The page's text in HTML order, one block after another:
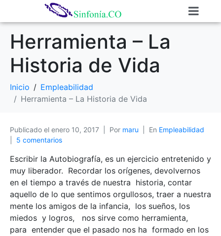
Herramienta – La
Historia de Vida
Inicio
Empleabilidad
Herramienta – La Historia de Vida
Publicado el enero 10, 2017 Por maru En Empleabilidad
5 comentarios
Escribir la Autobiografía, es un ejercicio entretenido y
muy liberador. Recordar los orígenes, devolvernos
en el tiempo a través de nuestra historia, contar
aquello de lo que sentimos orgullosos, traer a nuestra
mente los amigos de la infancia, los sueños, los
miedos y logros, nos sirve como herramienta,
para entender que el pasado nos ha formado en los